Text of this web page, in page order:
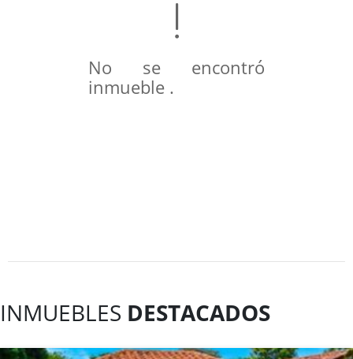
No se encontró
inmueble .
INMUEBLES DESTACADOS